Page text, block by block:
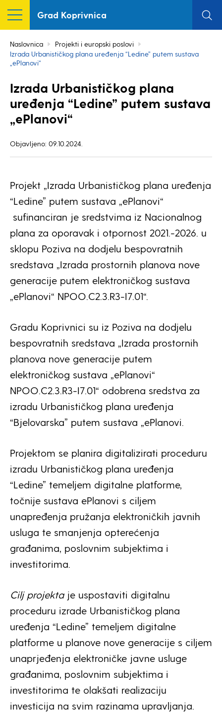
Grad Koprivnica
Naslovnica
Projekti i europski poslovi
Izrada Urbanističkog plana uređenja “Ledine” putem sustava
„ePlanovi“
Izrada Urbanističkog plana
uređenja “Ledine” putem sustava
„ePlanovi“
Objavljeno: 09.10.2024.
Projekt „Izrada Urbanističkog plana uređenja
“Ledine” putem sustava „ePlanovi“
sufinanciran je sredstvima iz Nacionalnog
plana za oporavak i otpornost 2021.-2026. u
sklopu Poziva na dodjelu bespovratnih
sredstava „Izrada prostornih planova nove
generacije putem elektroničkog sustava
„ePlanovi“ NPOO.C2.3.R3-I7.01“.
Gradu Koprivnici su iz Poziva na dodjelu
bespovratnih sredstava „Izrada prostornih
planova nove generacije putem
elektroničkog sustava „ePlanovi“
NPOO.C2.3.R3-I7.01“ odobrena sredstva za
izradu Urbanističkog plana uređenja
“Bjelovarska” putem sustava „ePlanovi.
Projektom se planira digitalizirati proceduru
izradu Urbanističkog plana uređenja
“Ledine” temeljem digitalne platforme,
točnije sustava ePlanovi s ciljem
unapređenja pružanja elektroničkih javnih
usluga te smanjenja opterećenja
građanima, poslovnim subjektima i
investitorima.
Cilj projektaje uspostaviti digitalnu
proceduru izrade Urbanističkog plana
uređenja “Ledine” temeljem digitalne
platforme u planove nove generacije s ciljem
unaprjeđenja elektroničke javne usluge
građanima, poslovnim subjektima i
investitorima te olakšati realizaciju
investicija na svim razinama upravljanja.